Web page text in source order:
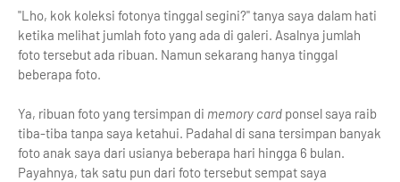
"Lho, kok koleksi fotonya tinggal segini?" tanya saya dalam hati
ketika melihat jumlah foto yang ada di galeri. Asalnya jumlah
foto tersebut ada ribuan. Namun sekarang hanya tinggal
beberapa foto.
Ya, ribuan foto yang tersimpan di memory card ponsel saya raib
tiba-tiba tanpa saya ketahui. Padahal di sana tersimpan banyak
foto anak saya dari usianya beberapa hari hingga 6 bulan.
Payahnya, tak satu pun dari foto tersebut sempat saya